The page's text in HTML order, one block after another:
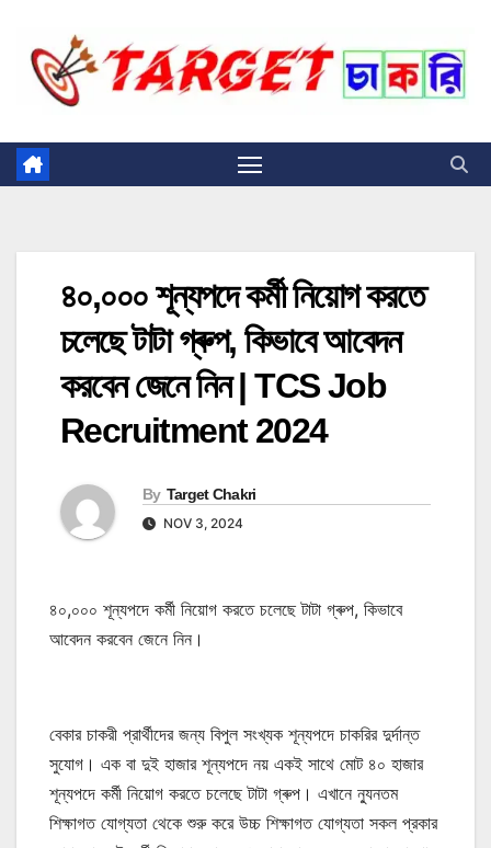
content
৪০,০০০ শূন্যপদে কর্মী নিয়োগ করতে
চলেছে টাটা গ্ৰুপ, কিভাবে আবেদন
করবেন জেনে নিন | TCS Job
Recruitment 2024
By Target Chakri
NOV 3, 2024
৪০,০০০ শূন্যপদে কর্মী নিয়োগ করতে চলেছে টাটা গ্ৰুপ, কিভাবে
আবেদন করবেন জেনে নিন।
বেকার চাকরী প্রার্থীদের জন্য বিপুল সংখ্যক শূন্যপদে চাকরির দুর্দান্ত
সুযোগ। এক বা দুই হাজার শূন্যপদে নয় একই সাথে মোট ৪০ হাজার
শূন্যপদে কর্মী নিয়োগ করতে চলেছে টাটা গ্ৰুপ। এখানে ন্যুনতম
শিক্ষাগত যোগ্যতা থেকে শুরু করে উচ্চ শিক্ষাগত যোগ্যতা সকল প্রকার